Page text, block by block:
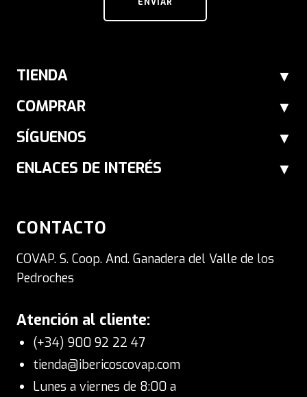
ENVIAR
TIENDA
COMPRAR
SÍGUENOS
ENLACES DE INTERÉS
CONTACTO
COVAP. S. Coop. And. Ganadera del Valle de los
Pedroches
Atención al cliente:
(+34) 900 92 22 47
tienda@ibericoscovap.com
Lunes a viernes de 8:00 a